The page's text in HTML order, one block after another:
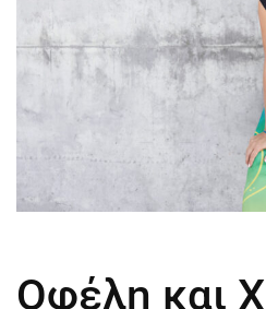
Οφέλη και